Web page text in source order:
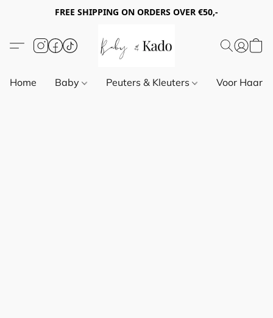
FREE SHIPPING ON ORDERS OVER €50,-
Home Baby Peuters & Kleuters Voor Haar